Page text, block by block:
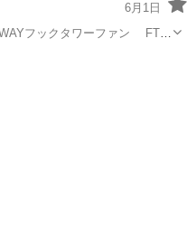
6月1日
フックタワーファン FTT-